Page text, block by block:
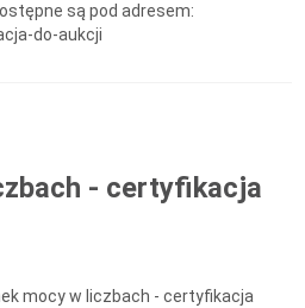
są pod adresem:
do-aukcji
- certyfikacja
mocy w liczbach - certyfikacja